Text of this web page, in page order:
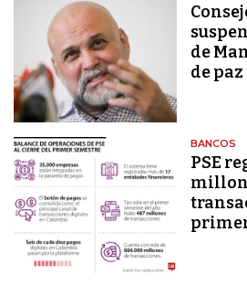
de
de paz
BANCOS
PSE